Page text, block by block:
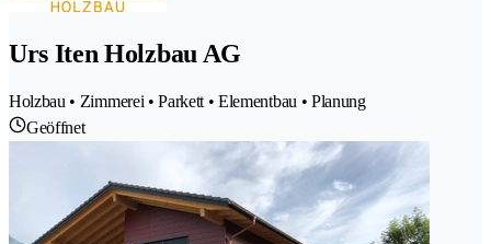
Urs Iten Holzbau AG
Holzbau • Zimmerei • Parkett • Elementbau • Planung
Geöffnet